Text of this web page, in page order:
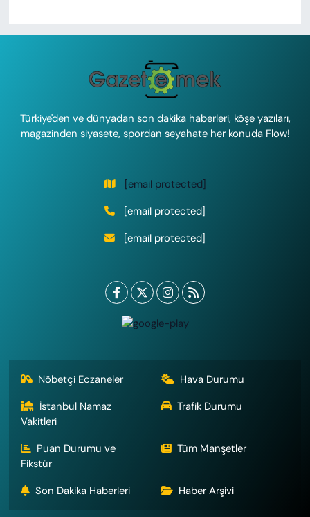
Türkiye'den ve dünyadan son dakika haberleri, köşe yazıları,
magazinden siyasete, spordan seyahate her konuda Flow!
[email protected]
[email protected]
[email protected]
Nöbetçi Eczaneler
Hava Durumu
İstanbul Namaz
Vakitleri
Trafik Durumu
Puan Durumu ve
Fikstür
Tüm Manşetler
Son Dakika Haberleri Haber Arşivi